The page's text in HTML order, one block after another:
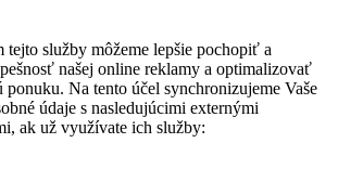
tejto služby môžeme lepšie pochopiť a
našej online reklamy a optimalizovať
ponuku. Na tento účel synchronizujeme Vaše
údaje s nasledujúcimi externými
ak už využívate ich služby: